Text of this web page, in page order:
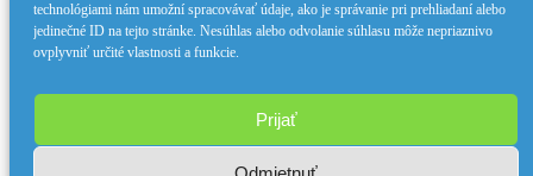
technológiami nám umožní spracovávať údaje, ako je správanie pri prehliadaní alebo
jedinečné ID na tejto stránke. Nesúhlas alebo odvolanie súhlasu môže nepriaznivo
ovplyvniť určité vlastnosti a funkcie.
Prijať
Accessibility Tools
Increase Text